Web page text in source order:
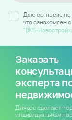
Даю согласие на
что ознакомлен c
"ВКБ-
Заказать
эксперта
Для вас сделают
индивидуальным